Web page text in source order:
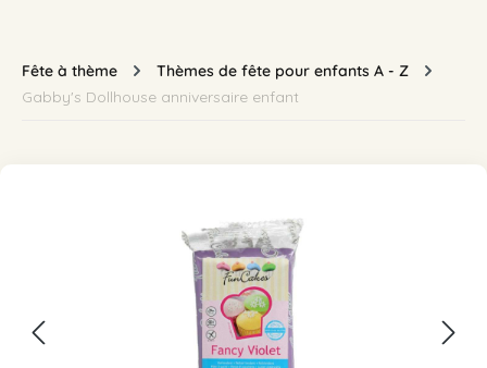
Fête à thème
Thèmes de fête pour enfants A - Z
Gabby's Dollhouse anniversaire enfant
Ignorer la galerie d'images